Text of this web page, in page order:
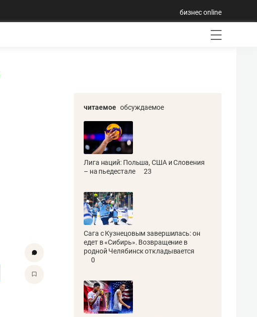
бизнес online
читаемое обсуждаемое
Лига наций: Польша, США и Словения
– на пьедестале
23
Сага с Кузнецовым завершилась: он
едет в «Сибирь». Возвращение в
родной Челябинск откладывается
0